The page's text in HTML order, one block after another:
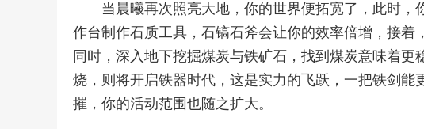
当晨曦再次照亮大地，你的世界便拓宽了，此时
作台制作石质工具，石镐石斧会让你的效率倍增，接着
同时，深入地下挖掘煤炭与铁矿石，找到煤炭意味着
烧，则将开启铁器时代，这是实力的飞跃，一把铁剑
摧，你的活动范围也随之扩大。